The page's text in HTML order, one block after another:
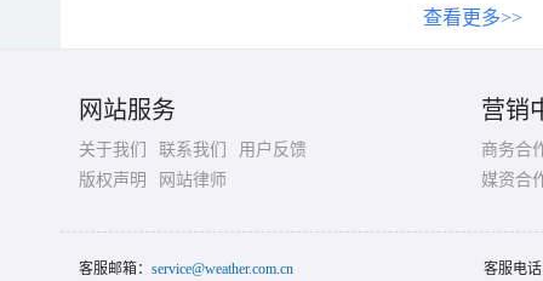
查看更多>>
网站服务
关于我们 联系我们
用户反馈
版权声明
网站律师
营销
商务合
媒资合
客服邮箱： service@weather.com.cn 客服电